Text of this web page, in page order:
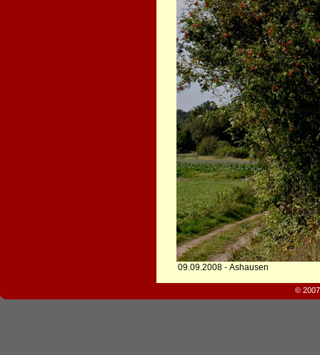
09.09.2008 - Ashausen
©